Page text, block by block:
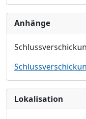
Anhänge
Lokalisation